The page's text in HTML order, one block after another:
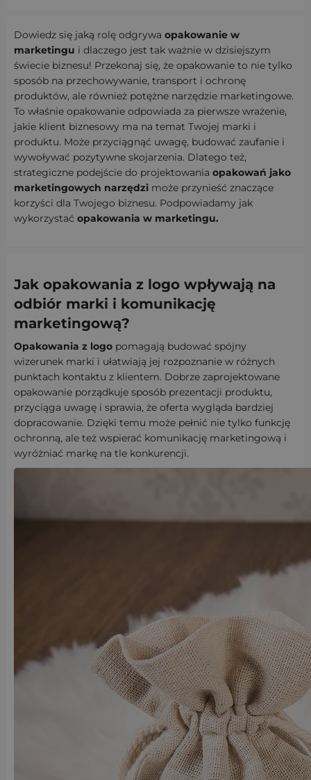
Dowiedz się jaką rolę odgrywa opakowanie w
marketingu i dlaczego jest tak ważnie w dzisiejszym
świecie biznesu! Przekonaj się, że opakowanie to nie tylko
sposób na przechowywanie, transport i ochronę
produktów, ale również potężne narzędzie marketingowe.
To właśnie opakowanie odpowiada za pierwsze wrażenie,
jakie klient biznesowy ma na temat Twojej marki i
produktu. Może przyciągnąć uwagę, budować zaufanie i
wywoływać pozytywne skojarzenia. Dlatego też,
strategiczne podejście do projektowania opakowań jako
marketingowych narzędzi może przynieść znaczące
korzyści dla Twojego biznesu. Podpowiadamy jak
wykorzystać opakowania w marketingu.
Jak opakowania z logo wpływają na
odbiór marki i komunikację
marketingową?
Opakowania z logo pomagają budować spójny
wizerunek marki i ułatwiają jej rozpoznanie w różnych
punktach kontaktu z klientem. Dobrze zaprojektowane
opakowanie porządkuje sposób prezentacji produktu,
przyciąga uwagę i sprawia, że oferta wygląda bardziej
dopracowanie. Dzięki temu może pełnić nie tylko funkcję
ochronną, ale też wspierać komunikację marketingową i
wyróżniać markę na tle konkurencji.